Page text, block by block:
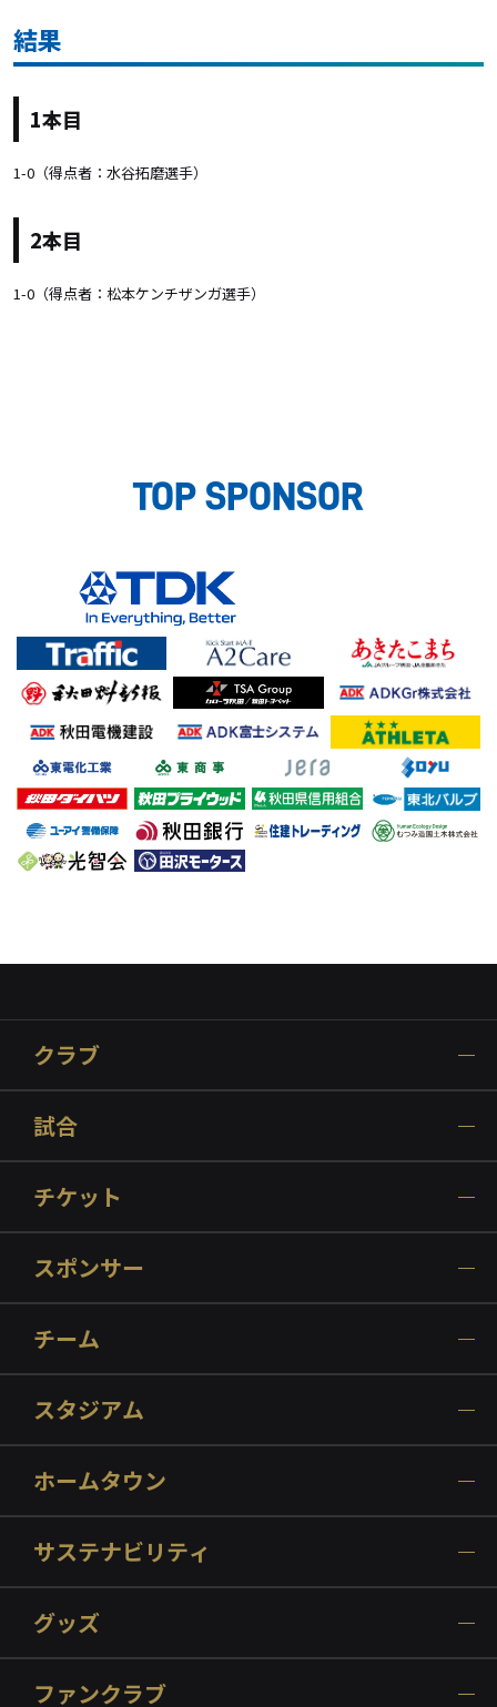
結果
1本目
1-0（得点者：水谷拓磨選手）
2本目
1-0（得点者：松本ケンチザンガ選手）
TOP SPONSOR
クラブ
試合
チケット
スポンサー
チーム
スタジアム
ホームタウン
サステナビリティ
グッズ
ファンクラブ